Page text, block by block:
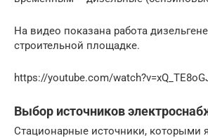
На видео показана работа
строительной площадке.
https://youtube.com/
Выбор источников
Стационарные источники, которыми